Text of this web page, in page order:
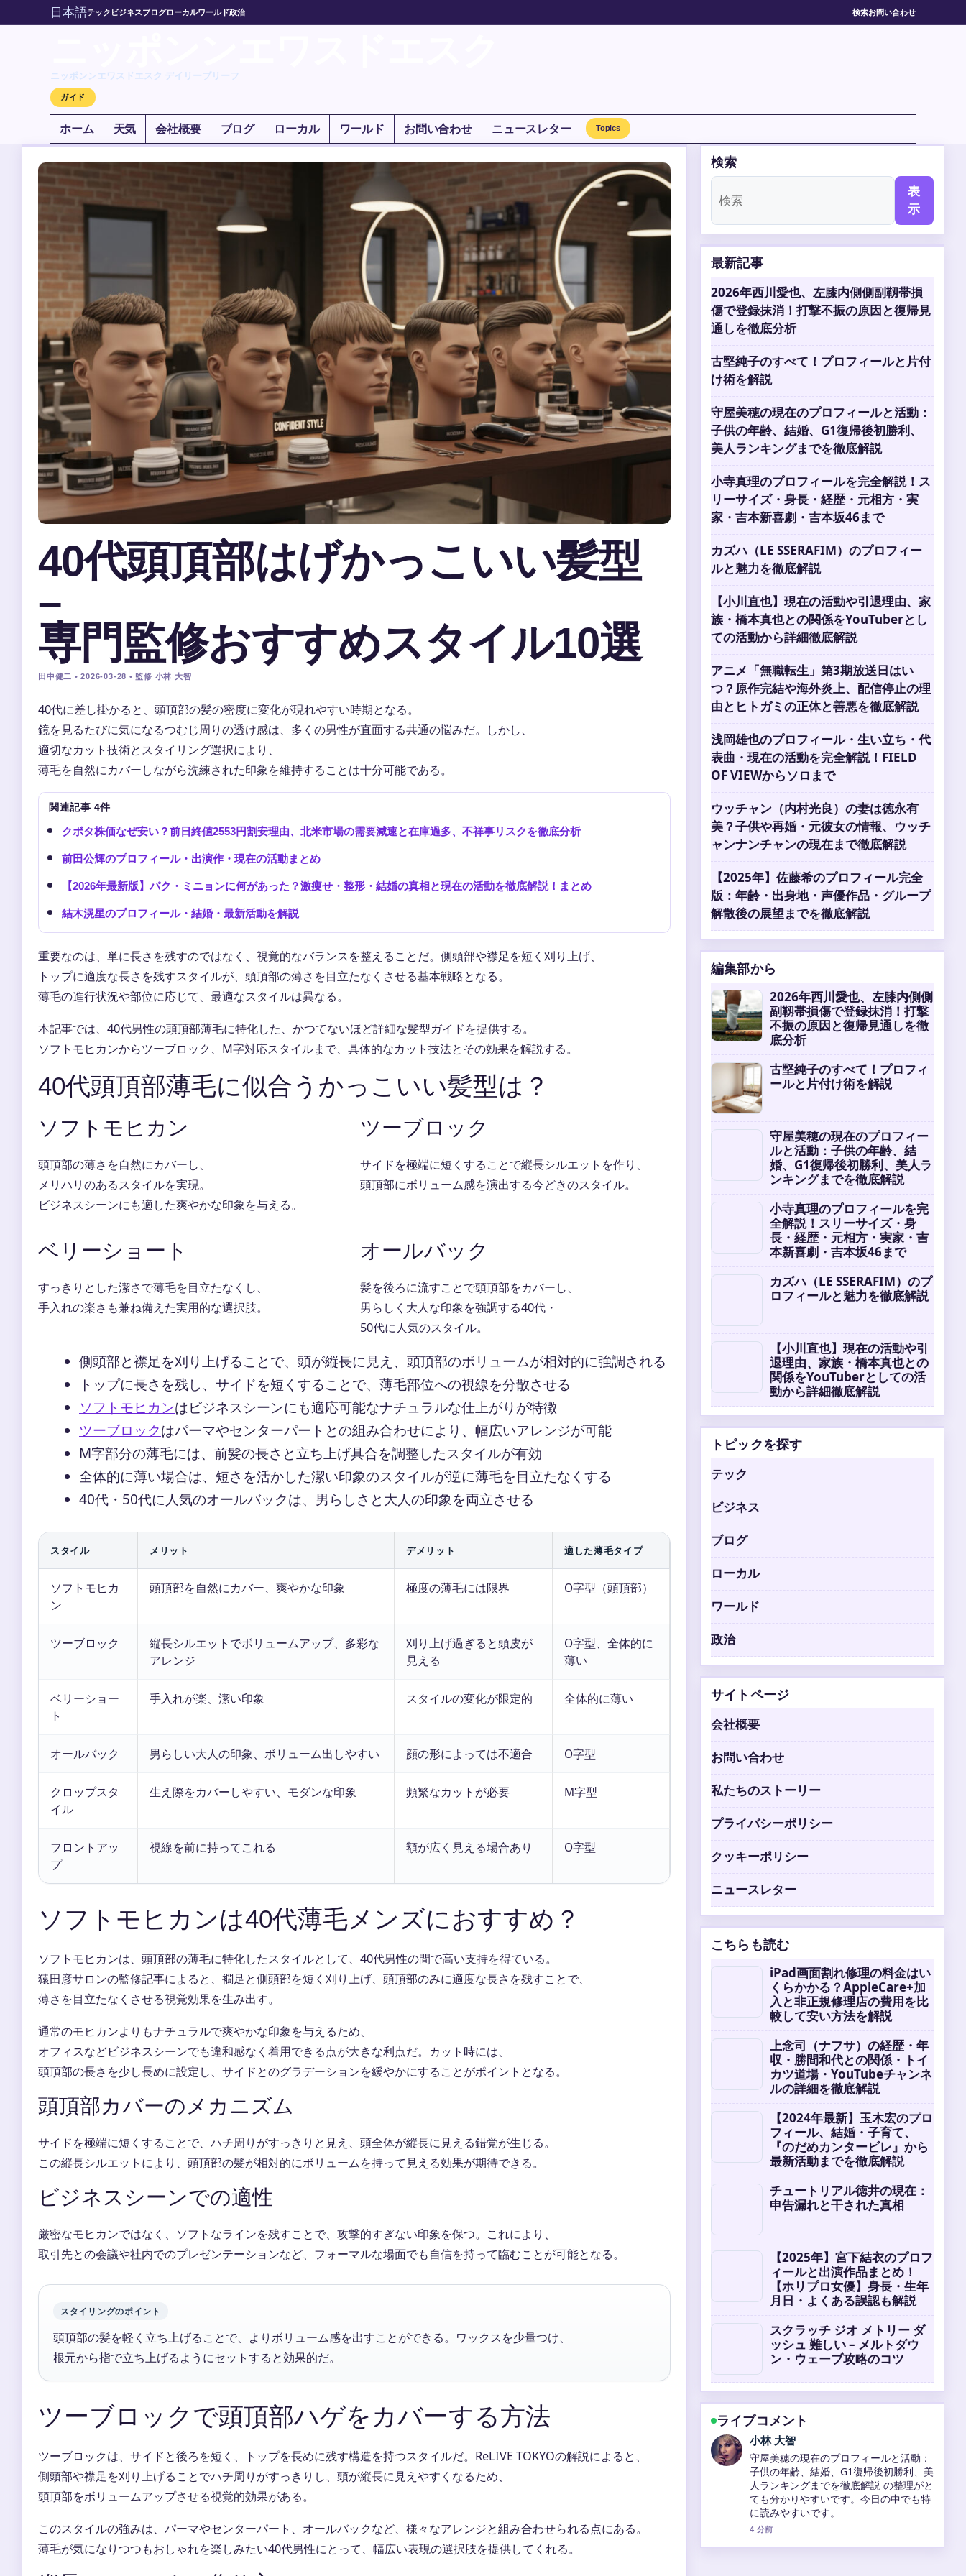
日本語テック ビジネスブログローカルワールド政治 検索お問い合わせ
ニッポンンエワスドエスク デイリーブリーフ
ガイド
ホーム 天気 会社概要 ブログ ローカル ワールド お問い合わせ ニュースレター Topics
40代頭頂部はげかっこいい髪型
–
専門監修おすすめスタイル10選
田中健二 • 2026-03-28 • 監修 小林 大智
40代に差し掛かると、頭頂部の髪の密度に変化が現れやすい時期となる。
鏡を見るたびに気になるつむじ周りの透け感は、多くの男性が直面する共通の悩みだ。しかし、
適切なカット技術とスタイリング選択により、
薄毛を自然にカバーしながら洗練された印象を維持することは十分可能である。
関連記事 4件
クボタ株価なぜ安い？前日終値2553円割安理由、北米市場の需要減速と在庫過多、不祥事リスクを徹底分析
前田公輝のプロフィール・出演作・現在の活動まとめ
【2026年最新版】パク・ミニョンに何があった？激痩せ・整形・結婚の真相と現在の活動を徹底解説！まとめ
結木滉星のプロフィール・結婚・最新活動を解説
重要なのは、単に長さを残すのではなく、視覚的なバランスを整えることだ。側頭部や襟足を短く刈り上げ、
トップに適度な長さを残すスタイルが、頭頂部の薄さを目立たなくさせる基本戦略となる。
薄毛の進行状況や部位に応じて、最適なスタイルは異なる。
本記事では、40代男性の頭頂部薄毛に特化した、かつてないほど詳細な髪型ガイドを提供する。
ソフトモヒカンからツーブロック、M字対応スタイルまで、具体的なカット技法とその効果を解説する。
40代頭頂部薄毛に似合うかっこいい髪型は？
ソフトモヒカン
頭頂部の薄さを自然にカバーし、
メリハリのあるスタイルを実現。
ビジネスシーンにも適した爽やかな印象を与える。
ツーブロック
サイドを極端に短くすることで縦長シルエットを作り、
頭頂部にボリューム感を演出する今どきのスタイル。
ベリーショート
すっきりとした潔さで薄毛を目立たなくし、
手入れの楽さも兼ね備えた実用的な選択肢。
オールバック
髪を後ろに流すことで頭頂部をカバーし、
男らしく大人な印象を強調する40代・
50代に人気のスタイル。
側頭部と襟足を刈り上げることで、頭が縦長に見え、頭頂部のボリュームが相対的に強調される
トップに長さを残し、サイドを短くすることで、薄毛部位への視線を分散させる
ソフトモヒカンはビジネスシーンにも適応可能なナチュラルな仕上がりが特徴
ツーブロックはパーマやセンターパートとの組み合わせにより、幅広いアレンジが可能
M字部分の薄毛には、前髪の長さと立ち上げ具合を調整したスタイルが有効
全体的に薄い場合は、短さを活かした潔い印象のスタイルが逆に薄毛を目立たなくする
40代・50代に人気のオールバックは、男らしさと大人の印象を両立させる
スタイル メリット デメリット 適した薄毛タイプ
ソフトモヒカ
ン
頭頂部を自然にカバー、爽やかな印象 極度の薄毛には限界 O字型（頭頂部）
ツーブロック
縦長シルエットでボリュームアップ、多彩な
アレンジ
刈り上げ過ぎると頭皮が
見える
O字型、全体的に
薄い
ベリーショー
ト
手入れが楽、潔い印象 スタイルの変化が限定的 全体的に薄い
オールバック 男らしい大人の印象、ボリューム出しやすい 顔の形によっては不適合 O字型
クロップスタ
イル
生え際をカバーしやすい、モダンな印象 頻繁なカットが必要 M字型
フロントアッ
プ
視線を前に持ってこれる 額が広く見える場合あり O字型
ソフトモヒカンは40代薄毛メンズにおすすめ？
ソフトモヒカンは、頭頂部の薄毛に特化したスタイルとして、40代男性の間で高い支持を得ている。
猿田彦サロンの監修記事によると、襉足と側頭部を短く刈り上げ、頭頂部のみに適度な長さを残すことで、
薄さを目立たなくさせる視覚効果を生み出す。
通常のモヒカンよりもナチュラルで爽やかな印象を与えるため、
オフィスなどビジネスシーンでも違和感なく着用できる点が大きな利点だ。カット時には、
頭頂部の長さを少し長めに設定し、サイドとのグラデーションを緩やかにすることがポイントとなる。
頭頂部カバーのメカニズム
サイドを極端に短くすることで、ハチ周りがすっきりと見え、頭全体が縦長に見える錯覚が生じる。
この縦長シルエットにより、頭頂部の髪が相対的にボリュームを持って見える効果が期待できる。
ビジネスシーンでの適性
厳密なモヒカンではなく、ソフトなラインを残すことで、攻撃的すぎない印象を保つ。これにより、
取引先との会議や社内でのプレゼンテーションなど、フォーマルな場面でも自信を持って臨むことが可能となる。
スタイリングのポイント
頭頂部の髪を軽く立ち上げることで、よりボリューム感を出すことができる。ワックスを少量つけ、
根元から指で立ち上げるようにセットすると効果的だ。
ツーブロックで頭頂部ハゲをカバーする方法
ツーブロックは、サイドと後ろを短く、トップを長めに残す構造を持つスタイルだ。ReLIVE TOKYOの解説によると、
側頭部や襟足を刈り上げることでハチ周りがすっきりし、頭が縦長に見えやすくなるため、
頭頂部をボリュームアップさせる視覚的効果がある。
このスタイルの強みは、パーマやセンターパート、オールバックなど、様々なアレンジと組み合わせられる点にある。
薄毛が気になりつつもおしゃれを楽しみたい40代男性にとって、幅広い表現の選択肢を提供してくれる。
検索
表
示
最新記事
2026年西川愛也、左膝内側側副靱帯損
傷で登録抹消！打撃不振の原因と復帰見
通しを徹底分析
古堅純子のすべて！プロフィールと片付
け術を解説
守屋美穂の現在のプロフィールと活動：
子供の年齢、結婚、G1復帰後初勝利、
美人ランキングまでを徹底解説
小寺真理のプロフィールを完全解説！ス
リーサイズ・身長・経歴・元相方・実
家・吉本新喜劇・吉本坂46まで
カズハ（LE SSERAFIM）のプロフィー
ルと魅力を徹底解説
【小川直也】現在の活動や引退理由、家
族・橋本真也との関係をYouTuberとし
ての活動から詳細徹底解説
アニメ「無職転生」第3期放送日はい
つ？原作完結や海外炎上、配信停止の理
由とヒトガミの正体と善悪を徹底解説
浅岡雄也のプロフィール・生い立ち・代
表曲・現在の活動を完全解説！FIELD
OF VIEWからソロまで
ウッチャン（内村光良）の妻は徳永有
美？子供や再婚・元彼女の情報、ウッチ
ャンナンチャンの現在まで徹底解説
【2025年】佐藤希のプロフィール完全
版：年齢・出身地・声優作品・グループ
解散後の展望までを徹底解説
編集部から
2026年西川愛也、左膝内側側
副靱帯損傷で登録抹消！打撃
不振の原因と復帰見通しを徹
底分析
古堅純子のすべて！プロフィ
ールと片付け術を解説
守屋美穂の現在のプロフィー
ルと活動：子供の年齢、結
婚、G1復帰後初勝利、美人ラ
ンキングまでを徹底解説
小寺真理のプロフィールを完
全解説！スリーサイズ・身
長・経歴・元相方・実家・吉
本新喜劇・吉本坂46まで
カズハ（LE SSERAFIM）のプ
ロフィールと魅力を徹底解説
【小川直也】現在の活動や引
退理由、家族・橋本真也との
関係をYouTuberとしての活
動から詳細徹底解説
トピックを探す
テック
ビジネス
ブログ
ローカル
ワールド
政治
サイトページ
会社概要
お問い合わせ
私たちのストーリー
プライバシーポリシー
クッキーポリシー
ニュースレター
こちらも読む
iPad画面割れ修理の料金はい
くらかかる？AppleCare+加
入と非正規修理店の費用を比
較して安い方法を解説
上念司（ナフサ）の経歴・年
収・勝間和代との関係・トイ
カツ道場・YouTubeチャンネ
ルの詳細を徹底解説
【2024年最新】玉木宏のプロ
フィール、結婚・子育て、
『のだめカンタービレ』から
最新活動までを徹底解説
チュートリアル徳井の現在：
申告漏れと干された真相
【2025年】宮下結衣のプロフ
ィールと出演作品まとめ！
【ホリプロ女優】身長・生年
月日・よくある誤認も解説
スクラッチ ジオ メトリー ダ
ッシュ 難しい – メルトダウ
ン・ウェーブ攻略のコツ
ライブコメント
田中 美咲
2026年西川愛也、左膝内側側副靱帯損傷
で登録抹消！打撃不振の原因と復帰見通
しを徹底分析 を追っていますが、この解
説は落ち着いていて信頼できます。
6 分前